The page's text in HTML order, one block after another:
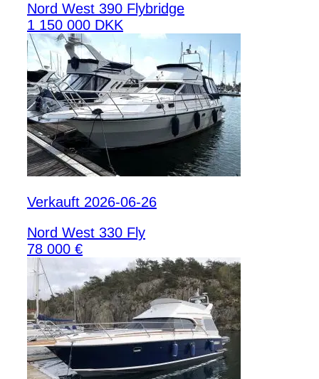
Nord West 390 Flybridge
1 150 000 DKK
Verkauft 2026-06-26
Nord West 330 Fly
78 000 €